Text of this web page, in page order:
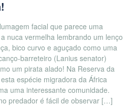
facial que parece uma
nuca vermelha lembrando um lenço
bico curvo e aguçado como uma
barreteiro (Lanius senator)
um pirata alado! Na Reserva da
espécie migradora da África
uma interessante comunidade.
predador é fácil de observar […]